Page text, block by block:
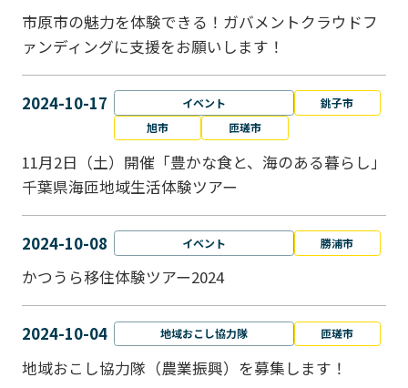
市原市の魅力を体験できる！ガバメントクラウドフ
ァンディングに支援をお願いします！
2024-10-17 イベント
銚子市
旭市
匝瑳市
11月2日（土）開催「豊かな食と、海のある暮らし」
千葉県海匝地域生活体験ツアー
2024-10-08 イベント 勝浦市
かつうら移住体験ツアー2024
2024-10-04 地域おこし協力隊 匝瑳市
地域おこし協⼒隊（農業振興）を募集します！